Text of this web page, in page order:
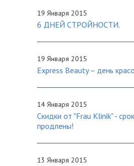
19 Января 2015
6 ДНЕЙ СТРОЙНОСТИ.
19 Января 2015
Express Beauty – день
14 Января 2015
Cкидки от "Frau Klinik" -
продлены!
13 Января 2015